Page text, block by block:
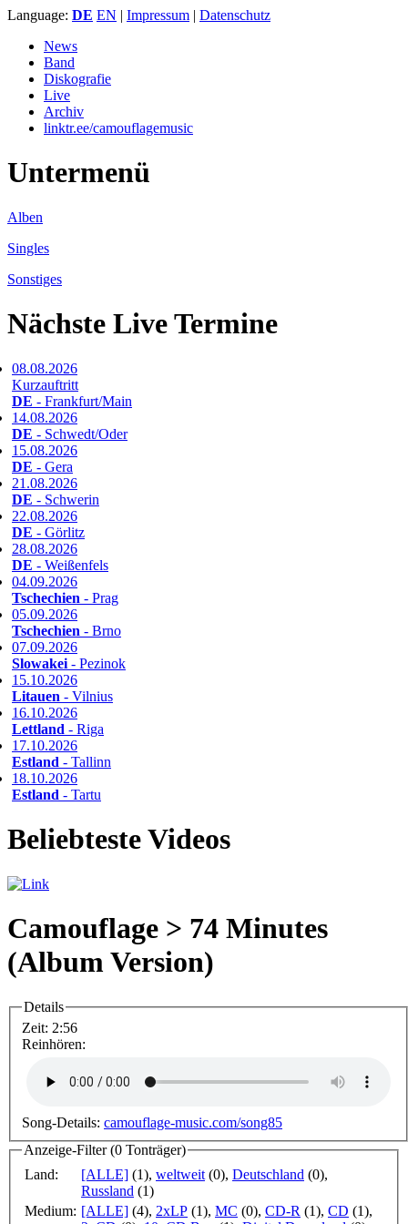
Language: DE EN | Impressum | Datenschutz
News
Band
Diskografie
Live
Archiv
linktr.ee/camouflagemusic
Untermenü
Alben
Singles
Sonstiges
Nächste Live Termine
08.08.2026
Kurzauftritt
DE - Frankfurt/Main
14.08.2026
DE - Schwedt/Oder
15.08.2026
DE - Gera
21.08.2026
DE - Schwerin
22.08.2026
DE - Görlitz
28.08.2026
DE - Weißenfels
04.09.2026
Tschechien - Prag
05.09.2026
Tschechien - Brno
07.09.2026
Slowakei - Pezinok
15.10.2026
Litauen - Vilnius
16.10.2026
Lettland - Riga
17.10.2026
Estland - Tallinn
18.10.2026
Estland - Tartu
Beliebteste Videos
Camouflage > 74 Minutes
(Album Version)
Details
Zeit: 2:56
Reinhören:
Song-Details: camouflage-music.com/song85
Anzeige-Filter (0 Tonträger)
Land:
[ALLE] (1), weltweit (0), Deutschland (0),
Russland (1)
Medium: [ALLE] (4), 2xLP (1), MC (0), CD-R (1), CD (1),